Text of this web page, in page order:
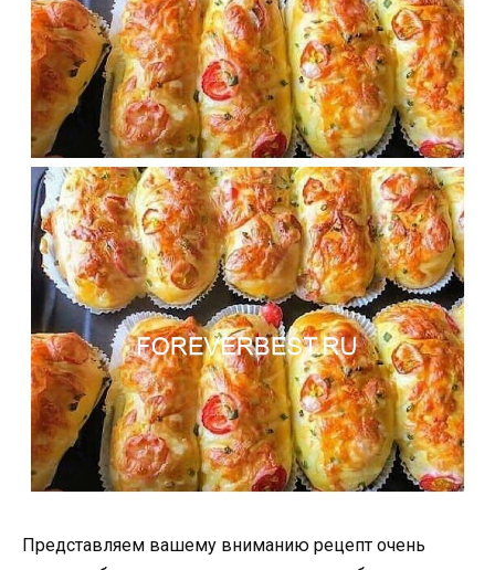
Представляем вашему вниманию рецепт очень